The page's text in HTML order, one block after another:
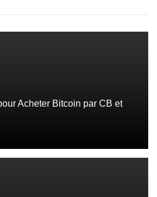
Acheter Bitcoin par CB et